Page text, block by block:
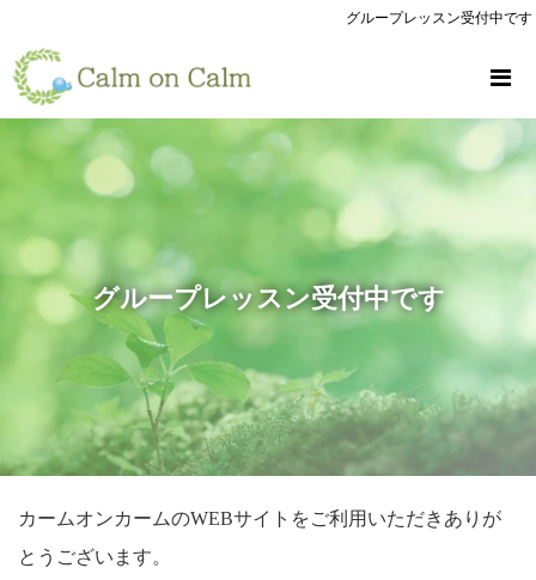
グループレッスン受付中です
グループレッスン受付中です
カームオンカームのWEBサイトをご利用いただきありが
とうございます。